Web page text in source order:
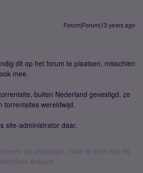
Forum|Forum|13 years ago
dit op het forum te plaatsen, misschien
mee.
buiten Nederland gevestigd, ze
torrentsites wereldwijd.
site-administrator daar.
als vrijwilliger, maar ik werk niet bij
Arduum